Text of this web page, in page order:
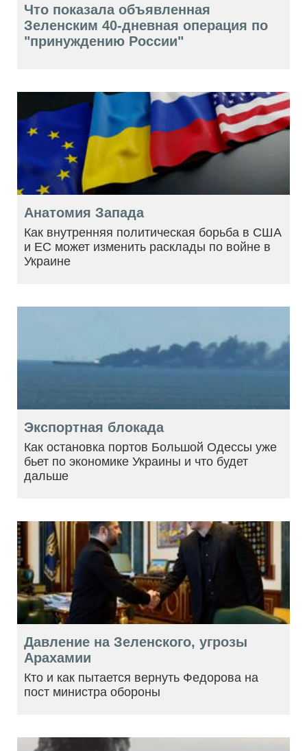
Что показала объявленная
Зеленским 40-дневная операция по
"принуждению России"
Анатомия Запада
Как внутренняя политическая борьба в США
и ЕС может изменить расклады по войне в
Украине
Экспортная блокада
Как остановка портов Большой Одессы уже
бьет по экономике Украины и что будет
дальше
Давление на Зеленского, угрозы
Арахамии
Кто и как пытается вернуть Федорова на
пост министра обороны